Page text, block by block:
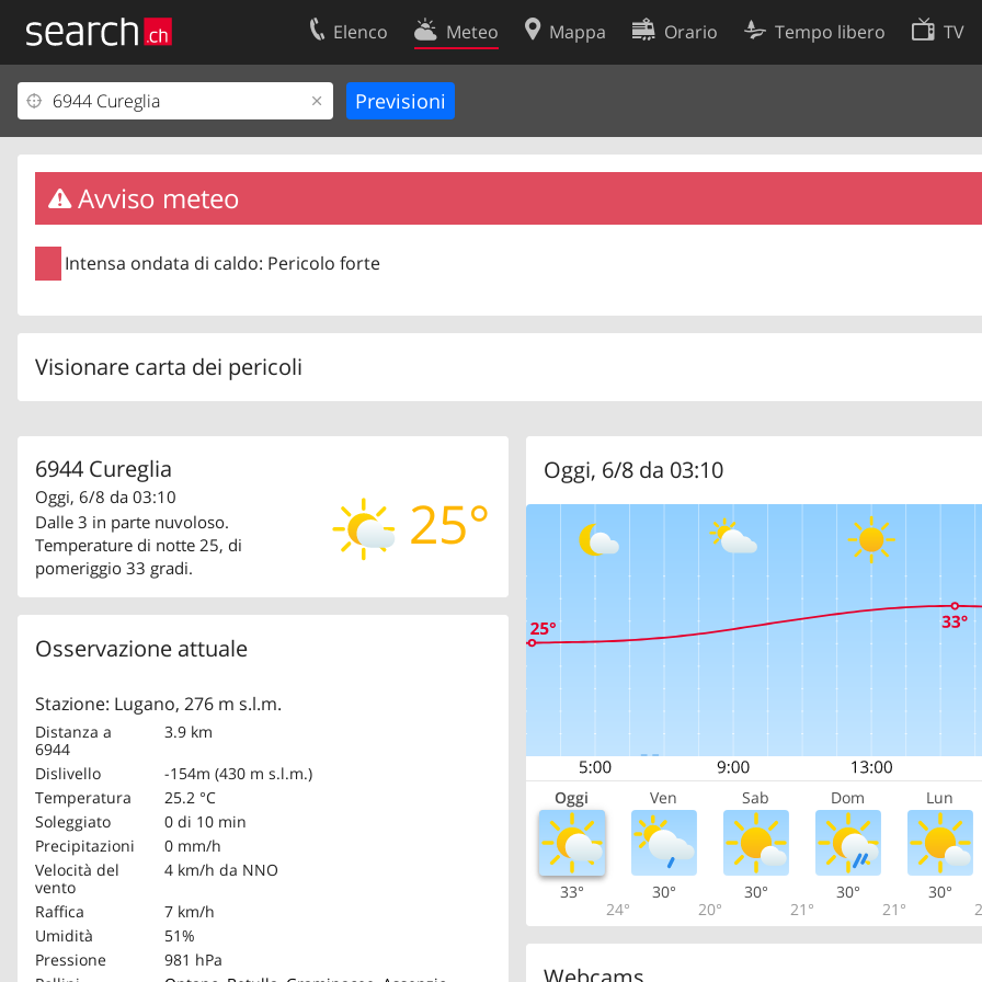
Elenco Meteo Mappa Orario Tempo libero TV
Avviso meteo
Intensa ondata di caldo: Pericolo forte
Visionare carta dei pericoli
6944 Cureglia
25°
Oggi, 6/8 da 03:10
Dalle 3 in parte nuvoloso.
Temperature di notte 25, di
pomeriggio 33 gradi.
Osservazione attuale
Stazione: Lugano, 276 m s.l.m.
Distanza a
6944
3.9 km
Dislivello
-154m (430 m s.l.m.)
Temperatura
25.2 °C
Soleggiato
0 di 10 min
Precipitazioni
0 mm/h
Velocità del
vento
4 km/h da NNO
Raffica
7 km/h
Umidità
51%
Pressione
981 hPa
Oggi, 6/8 da 03:10
Oggi Ven Sab Dom Lun
33°
24°
30°
20°
30°
21°
30°
21°
30°
Il vostro profolio
Area clienti
Informazioni Legali
Contatti
Condizioni d’uso
Protezione dei dati
Preferenze cookie
Sviluppatori